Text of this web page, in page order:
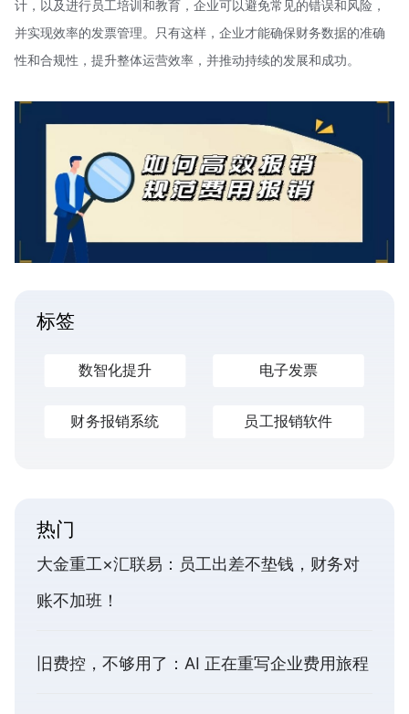
计，以及进行员工培训和教育，企业可以避免常见的错误和风险，
并实现效率的发票管理。只有这样，企业才能确保财务数据的准确
性和合规性，提升整体运营效率，并推动持续的发展和成功。
标签
数智化提升 电子发票
财务报销系统 员工报销软件
热门
大金重工×汇联易：员工出差不垫钱，财务对
账不加班！
旧费控，不够用了：AI 正在重写企业费用旅程